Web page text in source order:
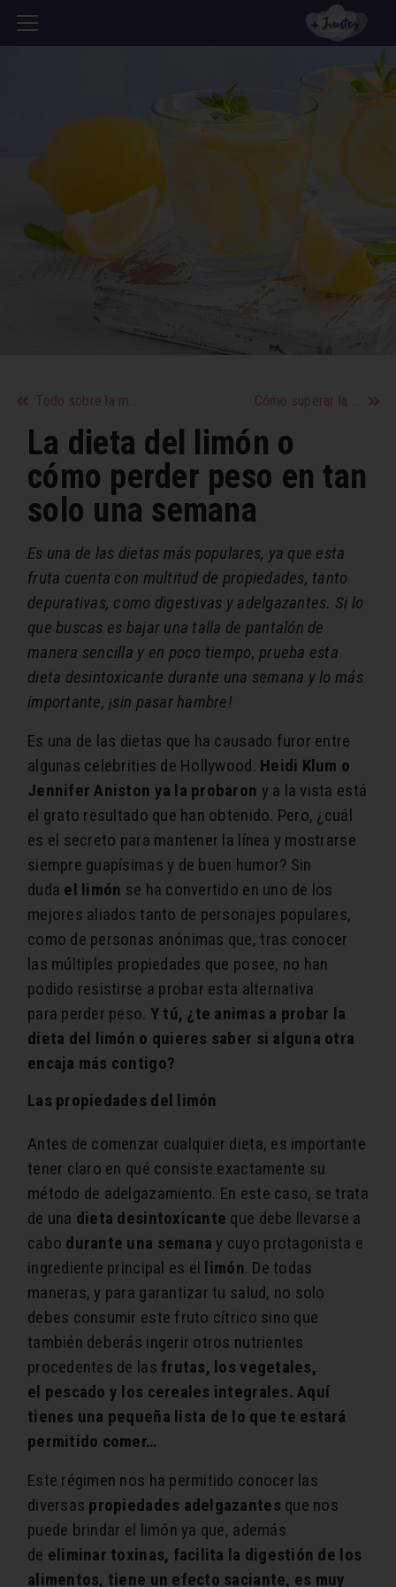
Todo sobre la menopausia Cómo superar la mentalidad de escasez
La dieta del limón o
cómo perder peso en tan
solo una semana
Es una de las dietas más populares, ya que esta
fruta cuenta con multitud de propiedades, tanto
depurativas, como digestivas y adelgazantes. Si lo
que buscas es bajar una talla de pantalón de
manera sencilla y en poco tiempo, prueba esta
dieta desintoxicante durante una semana y lo más
importante, ¡sin pasar hambre!
Es una de las dietas que ha causado furor entre
algunas celebrities de Hollywood. Heidi Klum o
Jennifer Aniston ya la probaron y a la vista está
el grato resultado que han obtenido. Pero, ¿cuál
es el secreto para mantener la línea y mostrarse
siempre guapísimas y de buen humor? Sin
duda el limón se ha convertido en uno de los
mejores aliados tanto de personajes populares,
como de personas anónimas que, tras conocer
las múltiples propiedades que posee, no han
podido resistirse a probar esta alternativa
para perder peso. Y tú, ¿te animas a probar la
dieta del limón o quieres saber si alguna otra
encaja más contigo?
Las propiedades del limón
Antes de comenzar cualquier dieta, es importante
tener claro en qué consiste exactamente su
método de adelgazamiento. En este caso, se trata
de una dieta desintoxicante que debe llevarse a
cabo durante una semanay cuyo protagonista e
ingrediente principal es el limón. De todas
maneras, y para garantizar tu salud, no solo
debes consumir este fruto cítrico sino que
también deberás ingerir otros nutrientes
procedentes de las frutas, los vegetales,
el pescado y los cereales integrales. Aquí
tienes una pequeña lista de lo que te estará
permitido comer…
Este régimen nos ha permitido conocer las
diversas propiedades adelgazantes que nos
puede brindar el limón ya que, además
de eliminar toxinas, facilita la digestión de los
alimentos, tiene un efecto saciante, es muy